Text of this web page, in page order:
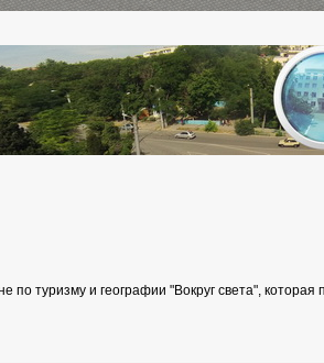
по туризму и географии "Вокруг света",